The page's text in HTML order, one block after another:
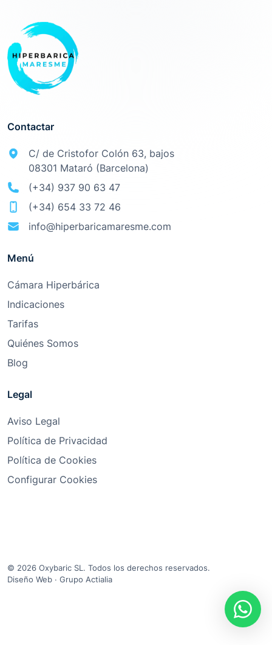
Contactar
C/ de Cristofor Colón 63, bajos
08301 Mataró (Barcelona)
(+34) 937 90 63 47
(+34) 654 33 72 46
info@hiperbaricamaresme.com
Menú
Cámara Hiperbárica
Indicaciones
Tarifas
Quiénes Somos
Blog
Legal
Aviso Legal
Política de Privacidad
Política de Cookies
Configurar Cookies
© 2026 Oxybaric SL. Todos los derechos reservados.
Diseño Web · Grupo Actialia